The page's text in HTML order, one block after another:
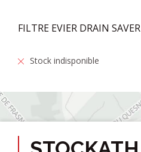
FILTRE EVIER DRAIN SAVER
Stock indisponible